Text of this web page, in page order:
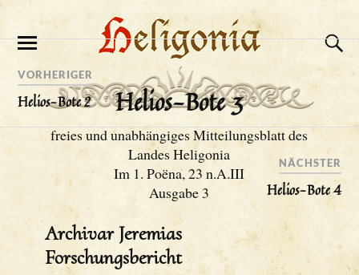
Helios-Bote 3
freies und unabhängiges Mitteilungsblatt des
Landes Heligonia
Im 1. Poëna, 23 n.A.III
Ausgabe 3
Archivar Jeremias
Forschungsbericht
VORHERIGER
Helios-Bote 2
NÄCHSTER
Helios-Bote 4